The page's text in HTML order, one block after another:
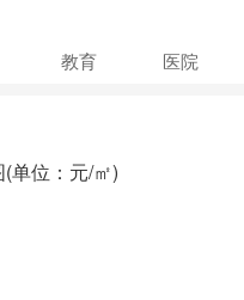
教育 医院
单位：元/㎡)